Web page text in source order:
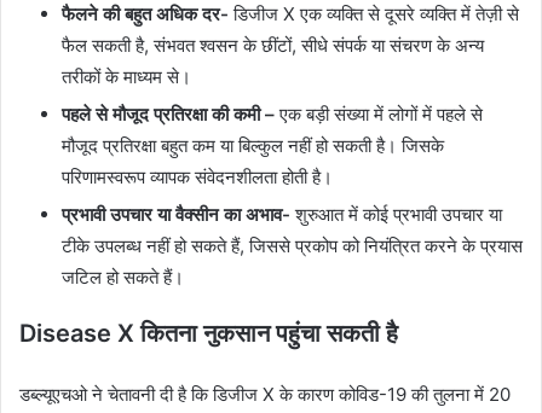
फैलने की बहुत अधिक दर-डिजीज X एक व्यक्ति से दूसरे व्यक्ति में तेज़ी से
फैल सकती है, संभवत श्वसन के छींटों, सीधे संपर्क या संचरण के अन्य
तरीकों के माध्यम से।
पहले से मौजूद प्रतिरक्षा की कमी –एक बड़ी संख्या में लोगों में पहले से
मौजूद प्रतिरक्षा बहुत कम या बिल्कुल नहीं हो सकती है। जिसके
परिणामस्वरूप व्यापक संवेदनशीलता होती है।
प्रभावी उपचार या वैक्सीन का अभाव-शुरुआत में कोई प्रभावी उपचार या
टीके उपलब्ध नहीं हो सकते हैं, जिससे प्रकोप को नियंत्रित करने के प्रयास
जटिल हो सकते हैं।
Disease X कितना नुकसान पहुंचा सकती है
डब्ल्यूएचओ ने चेतावनी दी है कि डिजीज X के कारण कोविड-19 की तुलना में 20